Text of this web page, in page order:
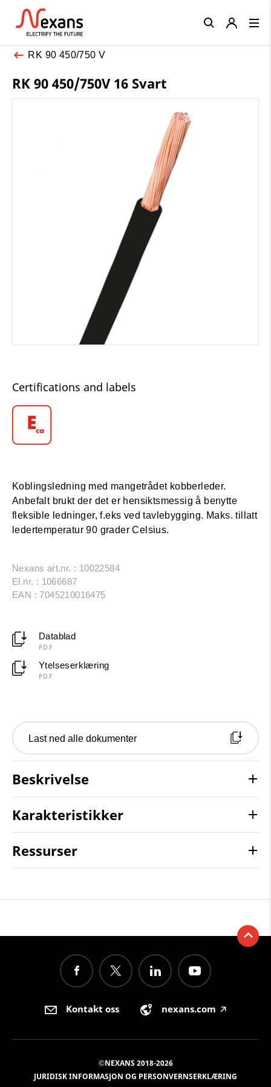
RK 90 450/750 V
RK 90 450/750V 16 Svart
Certifications and labels
Koblingsledning med mangetrådet kobberleder.
Anbefalt brukt der det er hensiktsmessig å benytte
fleksible ledninger, f.eks ved tavlebygging. Maks. tillatt
ledertemperatur 90 grader Celsius.
Nexans art.nr. : 10022584
El.nr. : 1066687
EAN : 7045210016475
Datablad
PDF
Ytelseserklæring
PDF
Last ned alle dokumenter
Beskrivelse
Karakteristikker
Ressurser
Close
Kontakt oss nexans.com 🡥
©NEXANS 2018-2026
JURIDISK INFORMASJON OG PERSONVERNSERKLÆRING